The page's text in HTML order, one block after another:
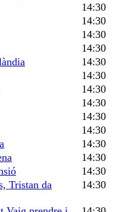
14:30
14:30
14:30
14:30
14:30
14:30
14:30
14:30
14:30
14:30
14:30
14:30
14:30
Tristan da
14:30